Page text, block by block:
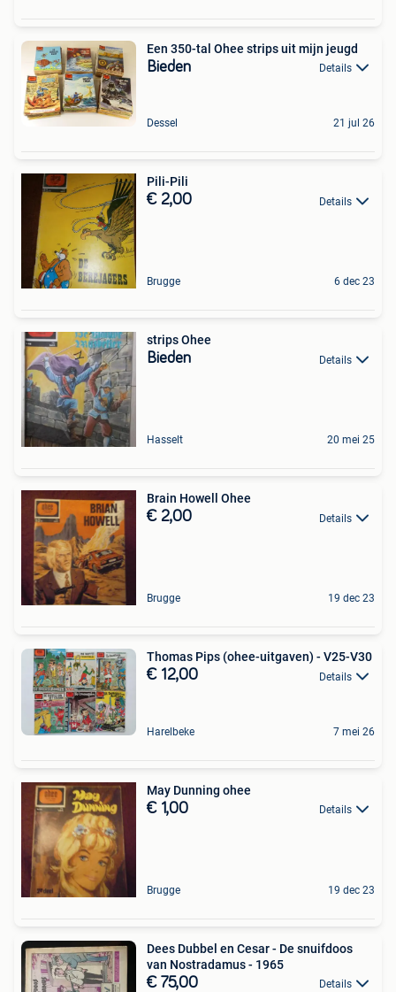
Een 350-tal Ohee strips uit mijn jeugd
Bieden Details
Dessel 21 jul 26
Pili-Pili
€ 2,00 Details
Brugge 6 dec 23
strips Ohee
Bieden Details
Hasselt 20 mei 25
Brain Howell Ohee
€ 2,00 Details
Brugge 19 dec 23
Thomas Pips (ohee-uitgaven) - V25-V30
€ 12,00 Details
Harelbeke 7 mei 26
May Dunning ohee
€ 1,00 Details
Brugge 19 dec 23
Dees Dubbel en Cesar - De snuifdoos
van Nostradamus - 1965
€ 75,00 Details